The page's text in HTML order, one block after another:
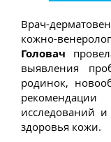
Врач-
кожно-
Головач
выявления
родинок,
рекомендации
исследований
здоровья кожи.